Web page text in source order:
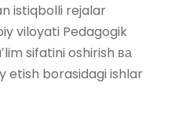
istiqbolli rejalar
viloyati Pedagogik
sifatini oshirish ва
etish borasidagi ishlar